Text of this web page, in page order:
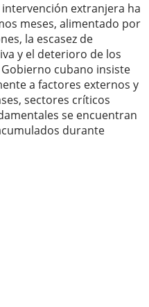
extranjera ha
meses, alimentado por
la escasez de
y el deterioro de los
cubano insiste
a factores externos y
sectores críticos
se encuentran
durante